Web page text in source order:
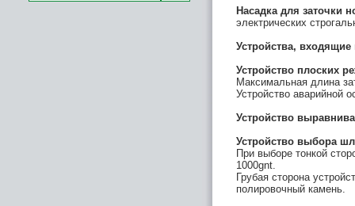
Насадка для заточки
электрических
Устройства,
Устройство плоских
Максимальная длина
Устройство аварийной
Устройство
Устройство выбора
При выборе тонкой
1000gnt.
Грубая сторона
полировочный камень.